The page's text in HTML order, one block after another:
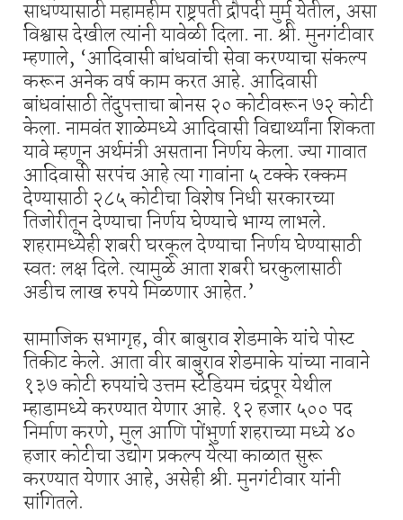
साधण्यासाठी महामहीम राष्ट्रपती द्रौपदी मुर्मू येतील, असा
विश्वास देखील त्यांनी यावेळी दिला. ना. श्री. मुनगंटीवार
म्हणाले, ‘आदिवासी बांधवांची सेवा करण्याचा संकल्प
करून अनेक वर्ष काम करत आहे. आदिवासी
बांधवांसाठी तेंदुपत्ताचा बोनस २० कोटीवरून ७२ कोटी
केला. नामवंत शाळेमध्ये आदिवासी विद्यार्थ्यांना शिकता
यावे म्हणून अर्थमंत्री असताना निर्णय केला. ज्या गावात
आदिवासी सरपंच आहे त्या गावांना ५ टक्के रक्कम
देण्यासाठी २८५ कोटीचा विशेष निधी सरकारच्या
तिजोरीतून देण्याचा निर्णय घेण्याचे भाग्य लाभले.
शहरामध्येही शबरी घरकूल देण्याचा निर्णय घेण्यासाठी
स्वत: लक्ष दिले. त्यामुळे आता शबरी घरकुलासाठी
अडीच लाख रुपये मिळणार आहेत.’
सामाजिक सभागृह, वीर बाबुराव शेडमाके यांचे पोस्ट
तिकीट केले. आता वीर बाबुराव शेडमाके यांच्या नावाने
१३७ कोटी रुपयांचे उत्तम स्टेडियम चंद्रपूर येथील
म्हाडामध्ये करण्यात येणार आहे. १२ हजार ५०० पद
निर्माण करणे, मुल आणि पोंभुर्णा शहराच्या मध्ये ४०
हजार कोटीचा उद्योग प्रकल्प येत्या काळात सुरू
करण्यात येणार आहे, असेही श्री. मुनगंटीवार यांनी
सांगितले.